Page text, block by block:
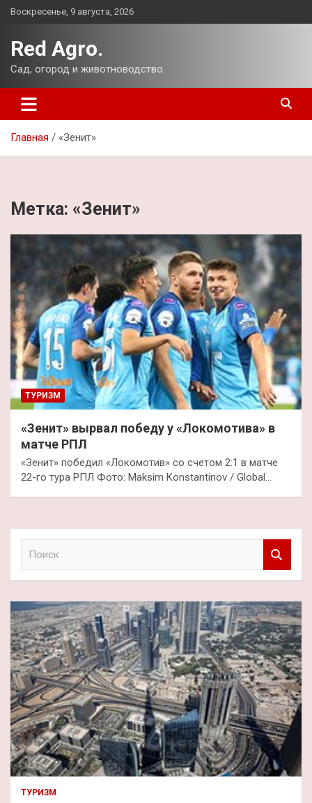
Перейти
Воскресенье, 9 августа, 2026
Red Agro.
Сад, огород и животноводство.
Главная «Зенит»
Метка: «Зенит»
ТУРИЗМ
«Зенит» вырвал победу у «Локомотива» в
матче РПЛ
«Зенит» победил «Локомотив» со счетом 2:1 в матче
22-го тура РПЛ Фото: Maksim Konstantinov / Global…
к
ТУРИЗМ